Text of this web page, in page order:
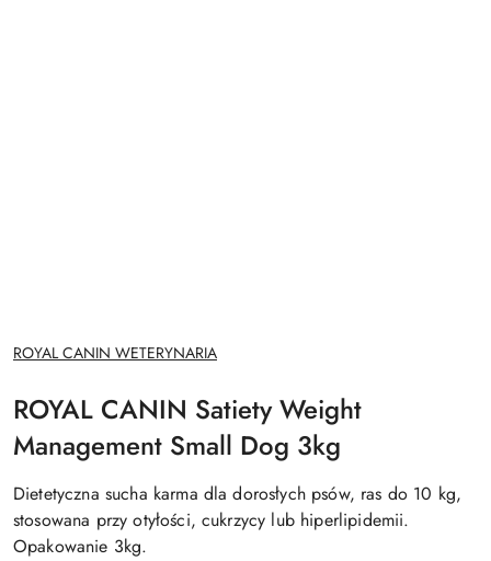
NAZWA
PRODUCENTA:
ROYAL CANIN WETERYNARIA
ROYAL CANIN Satiety Weight
Management Small Dog 3kg
Dietetyczna sucha karma dla dorosłych psów, ras do 10 kg,
stosowana przy otyłości, cukrzycy lub hiperlipidemii.
Opakowanie 3kg.